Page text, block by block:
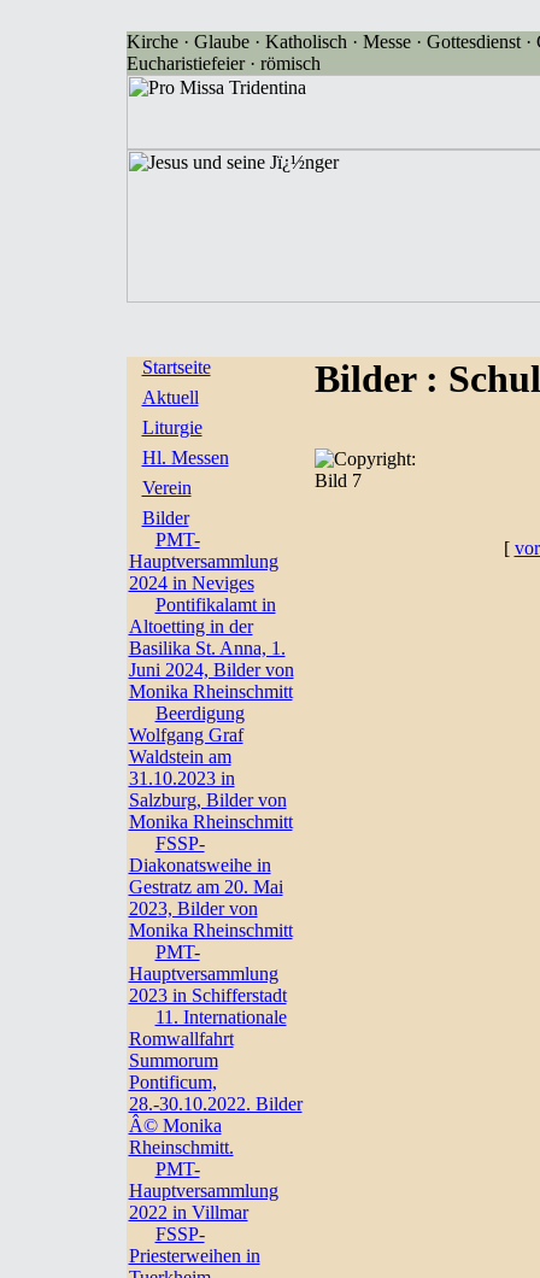
Kirche · Glaube · Katholisch · Messe · Gottesdienst
Eucharistiefeier · römisch
Startseite
Aktuell
Liturgie
Hl. Messen
Verein
Bilder
PMT-
Hauptversammlung
2024 in Neviges
Pontifikalamt in
Altoetting in der
Basilika St. Anna, 1.
Juni 2024, Bilder von
Monika Rheinschmitt
Beerdigung
Wolfgang Graf
Waldstein am
31.10.2023 in
Salzburg, Bilder von
Monika Rheinschmitt
FSSP-
Diakonatsweihe in
Gestratz am 20. Mai
2023, Bilder von
Monika Rheinschmitt
PMT-
Hauptversammlung
2023 in Schifferstadt
11. Internationale
Romwallfahrt
Summorum
Pontificum,
28.-30.10.2022. Bilder
Â© Monika
Rheinschmitt.
PMT-
Hauptversammlung
2022 in Villmar
FSSP-
Priesterweihen in
Bilder :
Bild 7
[